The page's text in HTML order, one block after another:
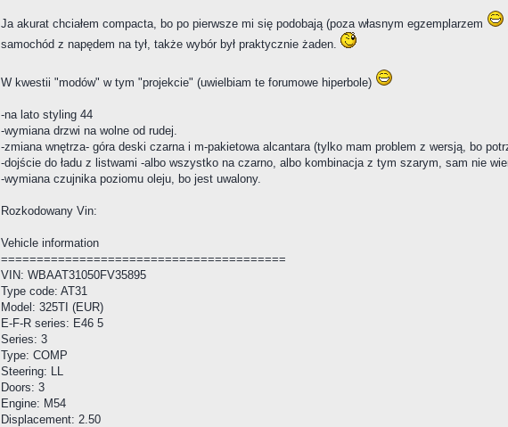
Ja akurat chciałem compacta, bo po pierwsze mi się podobają (poza własnym egzemplarzem
samochód z napędem na tył, także wybór był praktycznie żaden.
W kwestii "modów" w tym "projekcie" (uwielbiam te forumowe hiperbole)
-na lato styling 44
-wymiana drzwi na wolne od rudej.
-zmiana wnętrza- góra deski czarna i m-pakietowa alcantara (tylko mam problem z wersją, bo
-dojście do ładu z listwami -albo wszystko na czarno, albo kombinacja z tym szarym, sam nie
-wymiana czujnika poziomu oleju, bo jest uwalony.
Rozkodowany Vin:
Vehicle information
========================================
VIN: WBAAT31050FV35895
Type code: AT31
Model: 325TI (EUR)
E-F-R series: E46 5
Series: 3
Type: COMP
Steering: LL
Doors: 3
Engine: M54
Displacement: 2.50